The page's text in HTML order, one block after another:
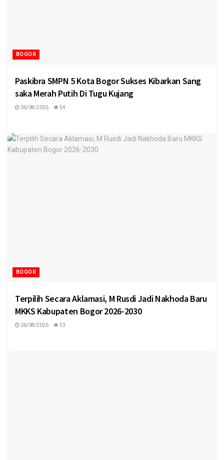
BOGOR
Paskibra SMPN 5 Kota Bogor Sukses Kibarkan Sang
saka Merah Putih Di Tugu Kujang
06/08/2026 54
BOGOR
Terpilih Secara Aklamasi, M Rusdi Jadi Nakhoda Baru
MKKS Kabupaten Bogor 2026-2030
06/08/2026 53